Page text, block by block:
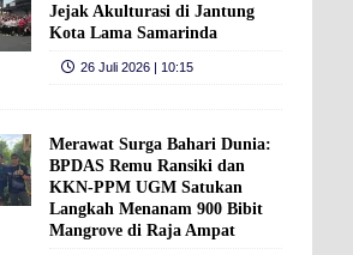
Jejak Akulturasi di Jantung
Kota Lama Samarinda
26 Juli 2026 | 10:15
Merawat Surga Bahari Dunia:
BPDAS Remu Ransiki dan
KKN-PPM UGM Satukan
Langkah Menanam 900 Bibit
Mangrove di Raja Ampat